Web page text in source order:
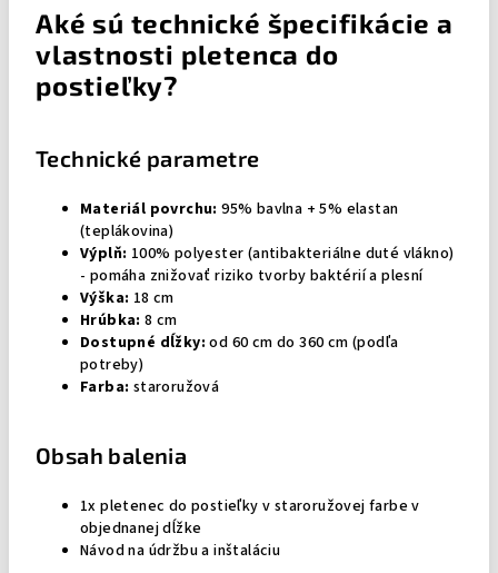
Aké sú technické špecifikácie a
vlastnosti pletenca do
postieľky?
Technické parametre
Materiál povrchu: 95% bavlna + 5% elastan
(teplákovina)
Výplň: 100% polyester (antibakteriálne duté vlákno)
- pomáha znižovať riziko tvorby baktérií a plesní
Výška: 18 cm
Hrúbka: 8 cm
Dostupné dĺžky: od 60 cm do 360 cm (podľa
potreby)
Farba: staroružová
Obsah balenia
1x pletenec do postieľky v staroružovej farbe v
objednanej dĺžke
Návod na údržbu a inštaláciu